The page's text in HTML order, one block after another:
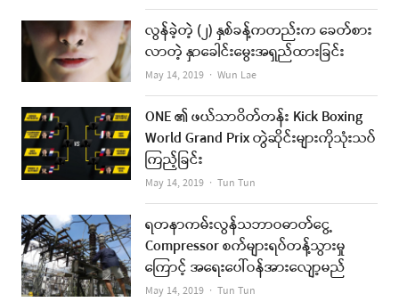
လွန်ခဲ့တဲ့ (၂) နှစ်ခန့်ကတည်းက ခေတ်စား
လာတဲ့ နှာခေါင်းမွေးအရှည်ထားခြင်း
May 14, 2019 Author
Wun Lae
ONE ၏ ဖယ်သာဝိတ်တန်း Kick Boxing
World Grand Prix တွဲဆိုင်းများကိုသုံးသပ်
ကြည့်ခြင်း
May 14, 2019 Author
Tun Tun
ရတနာကမ်းလွန်သဘာဝဓာတ်ငွေ့
Compressor စက်များရပ်တန့်သွားမှု
ကြောင့် အရေးပေါ်ဝန်အားလျော့မည်
May 14, 2019 Author
Tun Tun